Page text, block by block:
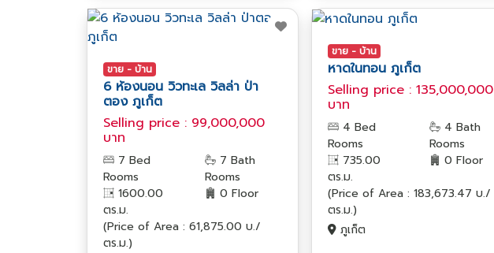
ขาย - บ้าน
6 ห้องนอน วิวทะเล วิลล่า ป่า
ตอง ภูเก็ต
Selling price : 99,000,000
บาท
7 Bed
Rooms
7 Bath
Rooms
1600.00
ตร.ม.
0 Floor
(Price of Area : 61,875.00 บ./
ตร.ม.)
ขาย - บ้าน
หาดในทอน ภูเก็ต
Selling price : 135,000,000
บาท
4 Bed
Rooms
4 Bath
Rooms
735.00
ตร.ม.
0 Floor
(Price of Area : 183,673.47 บ./
ตร.ม.)
ภูเก็ต